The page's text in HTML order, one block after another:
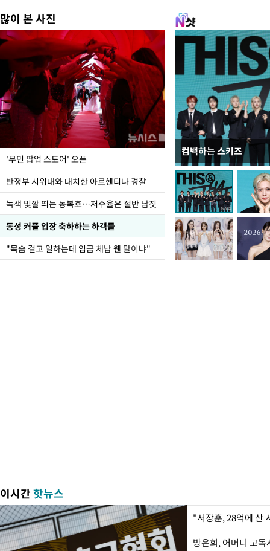
많이 본 사진
'무민 팝업 스토어' 오픈
반정부 시위대와 대치한 아르헨티나 경찰
녹색 빛깔 띄는 동복호…저수율은 절반 남짓
동성 커플 입장 축하하는 하객들
"목숨 걸고 일하는데 임금 체납 웬 말이냐"
컴백하는 스키즈
지석천 뒤덮은 개구리
이시간핫뉴스
"서장훈, 28억에 산
방은희, 어머니 고